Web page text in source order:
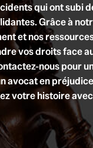
qui ont subi
Grâce à
et nos
vos droits face
nous pour
avocat en
votre histoire